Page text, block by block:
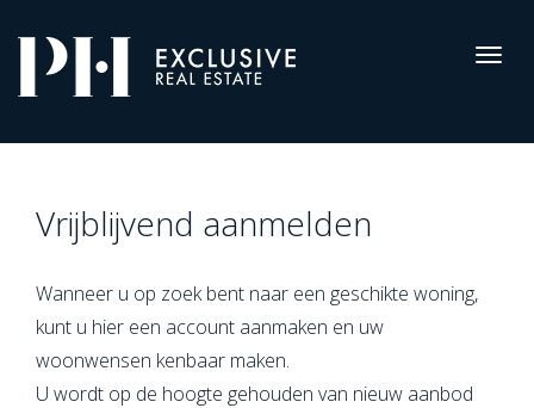
Registreren
Pro-
Housing
Vrijblijvend aanmelden
Wanneer u op zoek bent naar een geschikte woning,
kunt u hier een account aanmaken en uw
woonwensen kenbaar maken.
U wordt op de hoogte gehouden van nieuw aanbod